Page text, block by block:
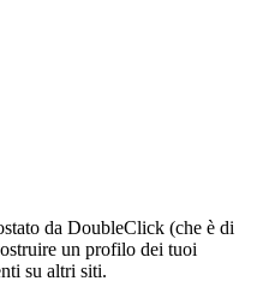
da DoubleClick (che è di
un profilo dei tuoi
su altri siti.